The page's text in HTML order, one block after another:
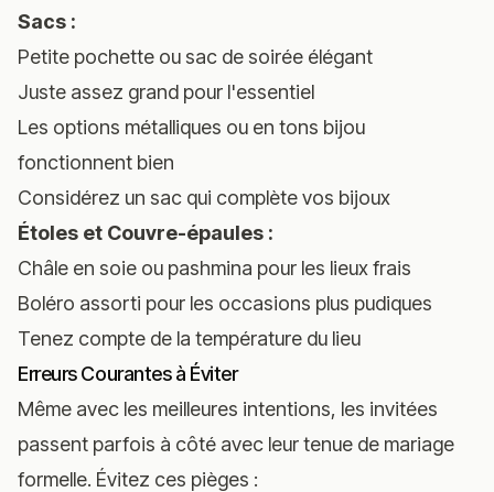
Sacs :
Petite pochette ou sac de soirée élégant
Juste assez grand pour l'essentiel
Les options métalliques ou en tons bijou
fonctionnent bien
Considérez un sac qui complète vos bijoux
Étoles et Couvre-épaules :
Châle en soie ou pashmina pour les lieux frais
Boléro assorti pour les occasions plus pudiques
Tenez compte de la température du lieu
Erreurs Courantes à Éviter
Même avec les meilleures intentions, les invitées
passent parfois à côté avec leur tenue de mariage
formelle. Évitez ces pièges :